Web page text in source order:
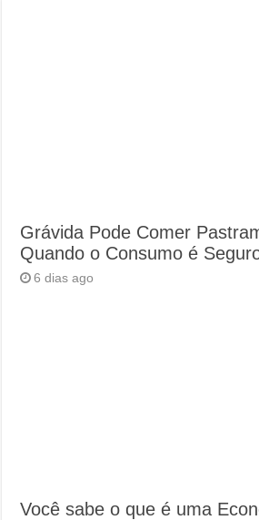
Grávida Pode Comer
Quando o Consumo é
6 dias ago
Você sabe o que é uma